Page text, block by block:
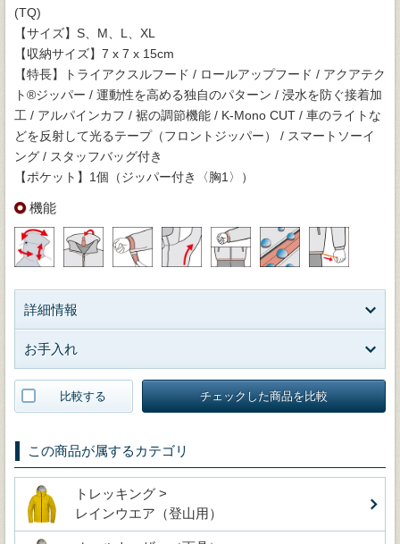
(TQ)
【サイズ】S、M、L、XL
【収納サイズ】7 x 7 x 15cm
【特長】トライアクスルフード / ロールアップフード / アクアテク
ト®ジッパー / 運動性を高める独自のパターン / 浸水を防ぐ接着加
工 / アルパインカフ / 裾の調節機能 / K-Mono CUT / 車のライトな
どを反射して光るテープ（フロントジッパー） / スマートソーイ
ング / スタッフバッグ付き
【ポケット】1個（ジッパー付き〈胸1〉）
機能
詳細情報
お手入れ
比較する チェックした商品を比較
この商品が属するカテゴリ
トレッキング >
レインウエア（登山用）